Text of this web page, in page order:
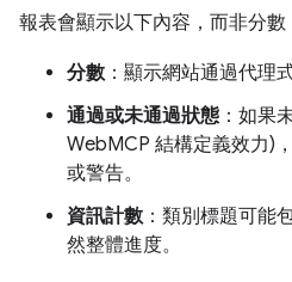
報表會顯示以下內容，而非分數
分數：顯示網站通過代理
通過或未通過狀態：如果
WebMCP 結構定義效力)
或警告。
資訊計數：類別標題可能
然整體進度。